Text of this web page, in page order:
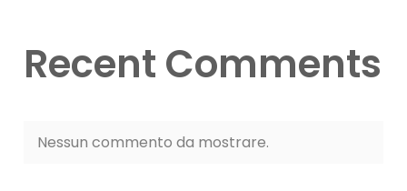
Recent Comments
Nessun commento da mostrare.